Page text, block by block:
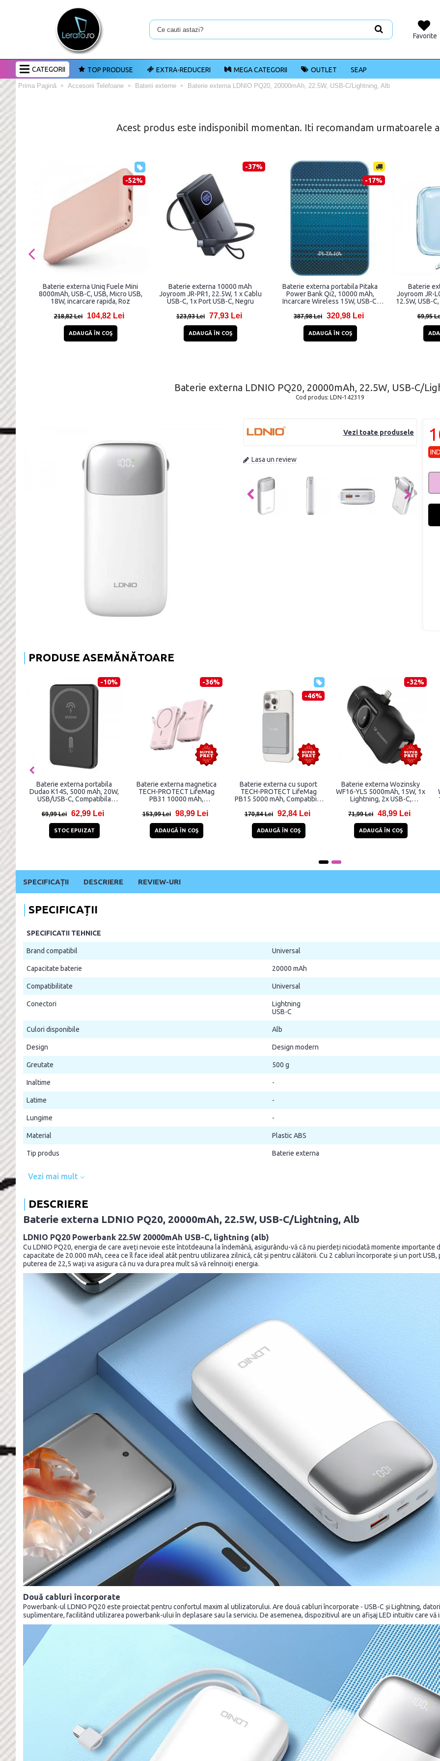
Favorite
CATEGORII TOP PRODUSE EXTRA-REDUCERI MEGA CATEGORII OUTLET SEAP
Prima Pagină Accesorii Telefoane Baterii externe Baterie externa LDNIO PQ20, 20000mAh, 22.5W, USB-C/Lightning, Alb
Acest produs este indisponibil momentan. Iti recomandam urmatoarele
-52%
Baterie externa Uniq Fuele Mini
8000mAh, USB-C, USB, Micro USB,
18W, incarcare rapida, Roz
218,82 Lei 104,82 Lei
ADAUGĂ ÎN COŞ
-37%
Baterie externa 10000 mAh
Joyroom JR-PR1, 22.5W, 1 x Cablu
USB-C, 1x Port USB-C, Negru
123,93 Lei 77,93 Lei
ADAUGĂ ÎN COŞ
-17%
Baterie externa portabila Pitaka
Power Bank Qi2, 10000 mAh,
Incarcare Wireless 15W, USB-C,
387,98 Lei 320,98 Lei
ADAUGĂ ÎN COŞ
Baterie
Joyroom JR-
12.5W, USB-
69,95
Baterie externa LDNIO PQ20, 20000mAh, 22.5W, USB-C/
Cod produs: LDN-142319
Vezi toate produsele
Lasa un review
PRODUSE ASEMĂNĂTOARE
-68%
Baterie externa magnetica
UAG U Lucent 4000 mAh,
compatibila MagSafe, 15W,
suport, Negru
381,81 Lei 120,81 Lei
ADAUGĂ ÎN COŞ
Baterie externa portabila
Mcdodo MC-5931 Magnetic,
30W, 10000 mAh, Incarcare
257,82 Lei 147,82 Lei
ADAUGĂ ÎN COŞ
-39%
Baterie externa portabila
Baseus Magnetic Mini, 6000
mAh, USB-C, 20W, Wireless
Negru
181,82 Lei 110,82 Lei
ADAUGĂ ÎN COŞ
-27%
Baterie externa portabila
Dudao K14S, 5000 mAh, 20W,
USB/USB-C, Compatibila
70,96 Lei 51,96 Lei
ADAUGĂ ÎN COŞ
SPECIFICAȚII DESCRIERE REVIEW-URI
SPECIFICAȚII
SPECIFICATII TEHNICE
Brand compatibil Universal
Capacitate baterie 20000 mAh
Compatibilitate Universal
Conectori
Lightning
USB-C
Culori disponibile Alb
Design Design modern
Greutate 500 g
Inaltime -
Latime -
Lungime -
Material Plastic ABS
Tip produs Baterie externa
Vezi mai mult
DESCRIERE
Baterie externa LDNIO PQ20, 20000mAh, 22.5W, USB-C/Lightning, Alb
LDNIO PQ20 Powerbank 22.5W 20000mAh USB-C, lightning (alb)
Cu LDNIO PQ20, energia de care aveți nevoie este întotdeauna la îndemână, asigurându-vă că nu pierdeți niciodată momente
capacitate de 20.000 mAh, ceea ce îl face ideal atât pentru utilizarea zilnică, cât și pentru călătorii. Cu 2 cabluri încorporate și un port
puterea de 22,5 wați va asigura că nu va dura prea mult să vă reînnoiți energia.
Două cabluri încorporate
Powerbank-ul LDNIO PQ20 este proiectat pentru confortul maxim al utilizatorului. Are două cabluri încorporate - USB-C și Lightning,
suplimentare, facilitând utilizarea powerbank-ului în deplasare sau la serviciu. De asemenea, dispozitivul are un afișaj LED intuitiv care vă